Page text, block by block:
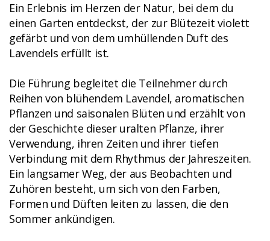
Ein Erlebnis im Herzen der Natur, bei dem du
einen Garten entdeckst, der zur Blütezeit violett
gefärbt und von dem umhüllenden Duft des
Lavendels erfüllt ist.
Die Führung begleitet die Teilnehmer durch
Reihen von blühendem Lavendel, aromatischen
Pflanzen und saisonalen Blüten und erzählt von
der Geschichte dieser uralten Pflanze, ihrer
Verwendung, ihren Zeiten und ihrer tiefen
Verbindung mit dem Rhythmus der Jahreszeiten.
Ein langsamer Weg, der aus Beobachten und
Zuhören besteht, um sich von den Farben,
Formen und Düften leiten zu lassen, die den
Sommer ankündigen.